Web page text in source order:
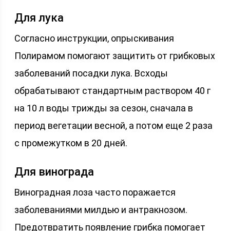
Для лука
Согласно инструкции, опрыскивания
Полирамом помогают защитить от грибковых
заболеваний посадки лука. Всходы
обрабатывают стандартным раствором 40 г
на 10 л воды трижды за сезон, сначала в
период вегетации весной, а потом еще 2 раза
с промежутком в 20 дней.
Для винограда
Виноградная лоза часто поражается
заболеваниями милдью и антракнозом.
Предотвратить появление грибка помогает